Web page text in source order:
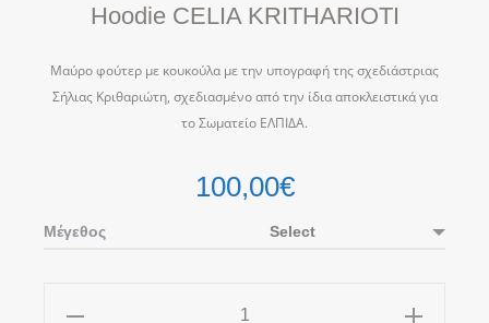
Hoodie CELIA KRITHARIOTI
Μαύρο φούτερ με κουκούλα με την υπογραφή της σχεδιάστριας
Σήλιας Κριθαριώτη, σχεδιασμένο από την ίδια αποκλειστικά για
το Σωματείο ΕΛΠΙΔΑ.
100,00€
Μέγεθος